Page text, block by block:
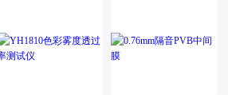
数码印刷艺